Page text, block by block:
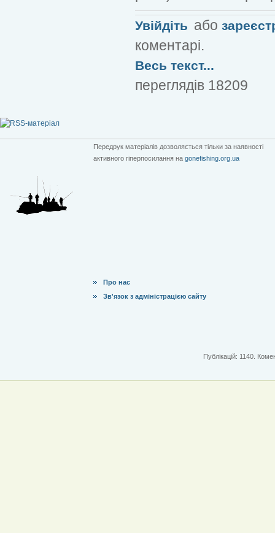
Увійдіть або
коментарі.
Весь текст...
переглядів 18209
Передрук матеріалів дозволяється тільки за наявності
активного гіперпосилання на gonefishing.org.ua
Про нас
Зв'язок з адміністрацією сайту
Публікацій: 1140.